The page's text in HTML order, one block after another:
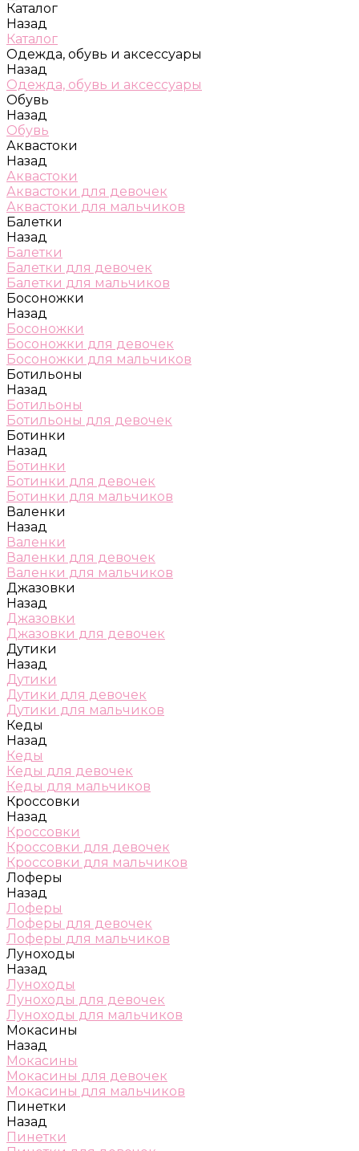
Каталог
Назад
Каталог
Одежда, обувь и аксессуары
Назад
Одежда, обувь и аксессуары
Обувь
Назад
Обувь
Аквастоки
Назад
Аквастоки
Аквастоки для девочек
Аквастоки для мальчиков
Балетки
Назад
Балетки
Балетки для девочек
Балетки для мальчиков
Босоножки
Назад
Босоножки
Босоножки для девочек
Босоножки для мальчиков
Ботильоны
Назад
Ботильоны
Ботильоны для девочек
Ботинки
Назад
Ботинки
Ботинки для девочек
Ботинки для мальчиков
Валенки
Назад
Валенки
Валенки для девочек
Валенки для мальчиков
Джазовки
Назад
Джазовки
Джазовки для девочек
Дутики
Назад
Дутики
Дутики для девочек
Дутики для мальчиков
Кеды
Назад
Кеды
Кеды для девочек
Кеды для мальчиков
Кроссовки
Назад
Кроссовки
Кроссовки для девочек
Кроссовки для мальчиков
Лоферы
Назад
Лоферы
Лоферы для девочек
Лоферы для мальчиков
Луноходы
Назад
Луноходы
Луноходы для девочек
Луноходы для мальчиков
Мокасины
Назад
Мокасины
Мокасины для девочек
Мокасины для мальчиков
Пинетки
Назад
Пинетки